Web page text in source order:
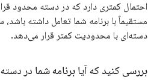
احتمال کمتری دارد که در دسته محدود
مستقیماً با برنامه شما تعامل داشته باشد،
دسته‌ای با محدودیت کمتر قرار می‌دهد.
بررسی کنید که آیا برنامه شما در